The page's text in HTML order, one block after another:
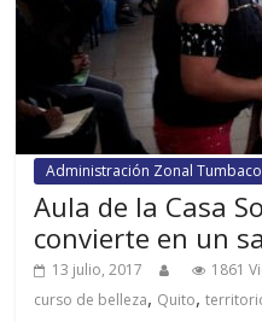
Administración Zonal Tumbaco
Aula de la Casa
convierte en un
13 julio, 2017 1861
curso de belleza, Quito,